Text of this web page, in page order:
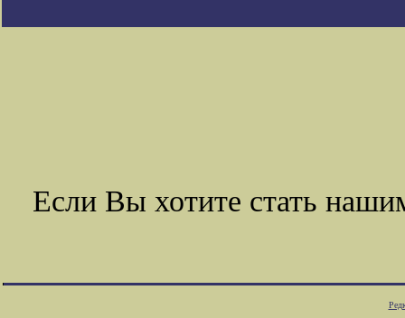
Если Вы хотите стать